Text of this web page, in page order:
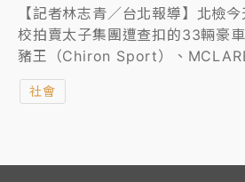
【記者林志青／台北報導】北檢
校拍賣太子集團遭查扣的33輛豪
豬王（Chiron Sport）、
P1）、FERRARI（LaFerrari、
Competizione）及 ROLLS-
LaFerrari，拍定價應可落在1.3億
社會